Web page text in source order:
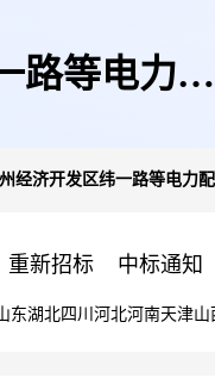
路等电力配
经济开发区纬一路等电力
重新招标 中标通知
东湖北四川 河北河南天津山